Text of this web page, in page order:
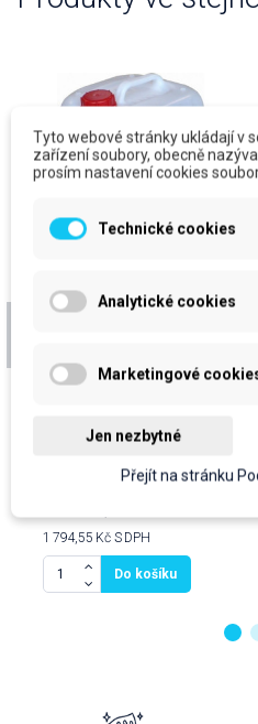
CLEAMEN 650,
vratný kanystr
Očekáváme dodání zboží
prodejní jednotka: ks
1 794,55 Kč S DPH
Do košíku
Tyto webové stránky ukládají v
zařízení soubory, obecně
prosím nastavení cookies
Technické cookies
Analytické cookies
Marketingové
Jen nezbytné
Přejít na stránku